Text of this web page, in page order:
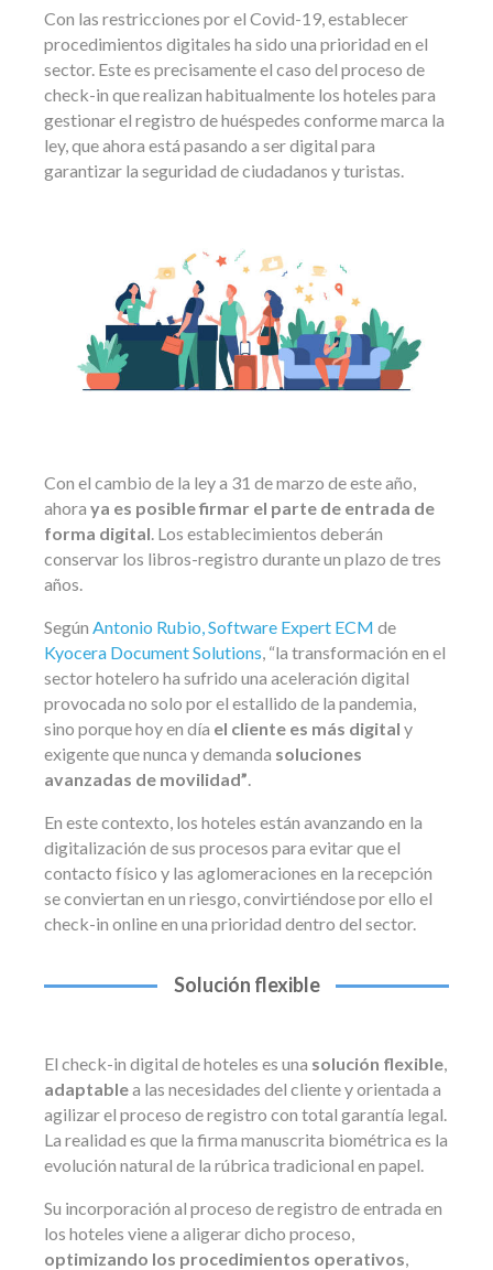
Con las restricciones por el Covid-19, establecer
procedimientos digitales ha sido una prioridad en el
sector. Este es precisamente el caso del proceso de
check-in que realizan habitualmente los hoteles para
gestionar el registro de huéspedes conforme marca la
ley, que ahora está pasando a ser digital para
garantizar la seguridad de ciudadanos y turistas.
Con el cambio de la ley a 31 de marzo de este año,
ahora ya es posible firmar el parte de entrada de
forma digital. Los establecimientos deberán
conservar los libros-registro durante un plazo de tres
años.
Según Antonio Rubio, Software Expert ECM de
Kyocera Document Solutions, “la transformación en el
sector hotelero ha sufrido una aceleración digital
provocada no solo por el estallido de la pandemia,
sino porque hoy en día el cliente es más digital y
exigente que nunca y demanda soluciones
avanzadas de movilidad”.
En este contexto, los hoteles están avanzando en la
digitalización de sus procesos para evitar que el
contacto físico y las aglomeraciones en la recepción
se conviertan en un riesgo, convirtiéndose por ello el
check-in online en una prioridad dentro del sector.
Solución flexible
El check-in digital de hoteles es una solución flexible,
adaptablea las necesidades del cliente y orientada a
agilizar el proceso de registro con total garantía legal.
La realidad es que la firma manuscrita biométrica es la
evolución natural de la rúbrica tradicional en papel.
Su incorporación al proceso de registro de entrada en
los hoteles viene a aligerar dicho proceso,
optimizando los procedimientos operativos,